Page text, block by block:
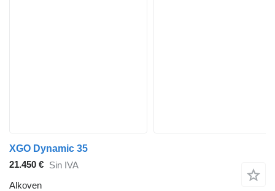
XGO Dynamic 35
21.450 € Sin IVA
Alkoven